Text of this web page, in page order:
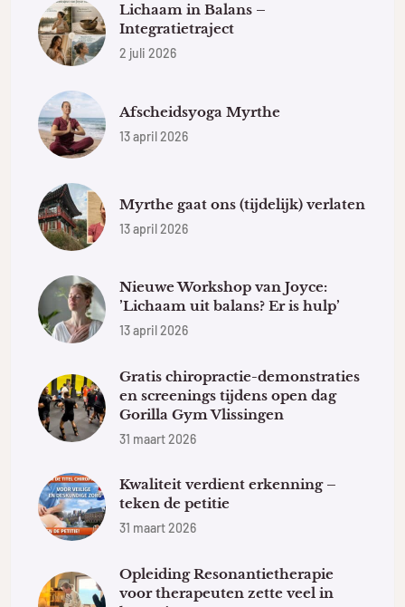
Lichaam in Balans –
Integratietraject
2 juli 2026
Afscheidsyoga Myrthe
13 april 2026
Myrthe gaat ons (tijdelijk) verlaten
13 april 2026
Nieuwe Workshop van Joyce:
’Lichaam uit balans? Er is hulp’
13 april 2026
Gratis chiropractie-demonstraties
en screenings tijdens open dag
Gorilla Gym Vlissingen
31 maart 2026
Kwaliteit verdient erkenning –
teken de petitie
31 maart 2026
Opleiding Resonantietherapie
voor therapeuten zette veel in